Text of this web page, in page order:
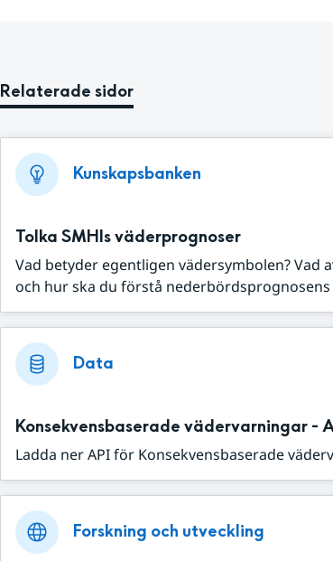
Relaterade sidor
Kunskapsbanken
Tolka SMHIs väderprognoser
Vad betyder egentligen vädersymbolen? Vad
och hur ska du förstå
Data
Konsekvensbaserade vädervarningar -
Ladda ner API för Konsekvensbaserade
Forskning och utveckling